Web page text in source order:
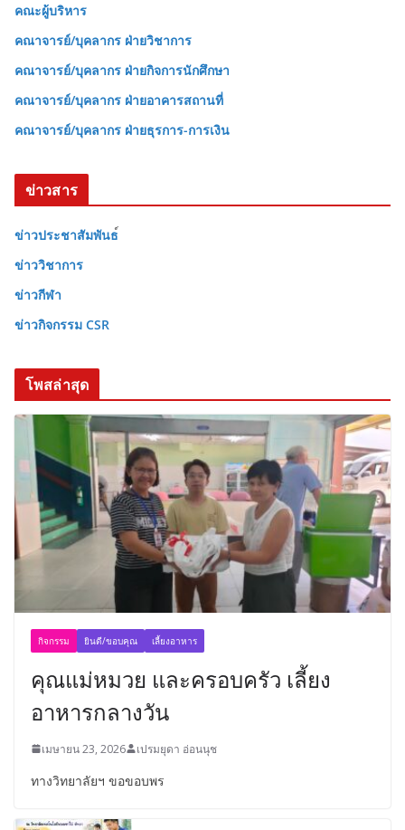
คณะผู้บริหาร
คณาจารย์/บุคลากร ฝ่ายวิชาการ
คณาจารย์/บุคลากร ฝ่ายกิจการนักศึกษา
คณาจารย์/บุคลากร ฝ่ายอาคารสถานที่
คณาจารย์/บุคลากร ฝ่ายธุรการ-การเงิน
ข่าวสาร
ข่าวประชาสัมพันธ
ข่าววิชาการ
ข่าวกีฬา
ข่าวกิจกรรม CSR
โพสล่าสุด
กิจกรรม ยินดี/ขอบคุณ เลี้ยงอาหาร
คุณแม่หมวย และครอบครัว เลี้ยง
อาหารกลางวัน
เมษายน 23, 2026 เปรมยุดา อ่อนนุช
ทางวิทยาลัยฯ ขอขอบพร